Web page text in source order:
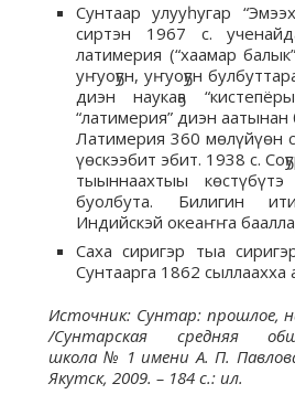
Сунтаар улууһугар
сиртэн 1967 с.
латимерия (“хаамар
уҥуоҕун, уҥуоҕун
диэн наукаҕа
“латимерия” диэн аатынан
Латимерия 360 мөлүйүөн
үөскээбит эбит. 1938 с.
тыыннаахтыы
буолбута. Билигин
Индийскэй океаҥҥа
Саха сиригэр тыа
Сунтаарга 1862
Источник: Сунтар: прошлое,
/Сунтарская средняя
школа № 1 имени А. П.
Якутск, 2009. – 184 с.: ил.